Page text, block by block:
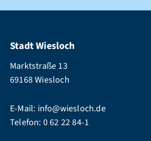
Stadt Wiesloch
Marktstraße 13
69168 Wiesloch
E-Mail: info@wiesloch.de
Telefon: 0 62 22 84-1